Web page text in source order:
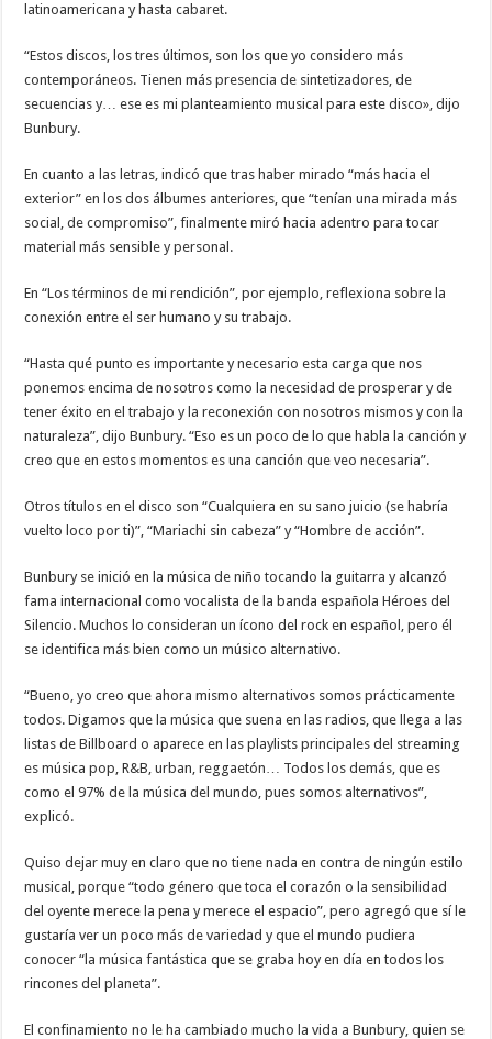
latinoamericana y hasta cabaret.
“Estos discos, los tres últimos, son los que yo considero más
contemporáneos. Tienen más presencia de sintetizadores, de
secuencias y… ese es mi planteamiento musical para este disco», dijo
Bunbury.
En cuanto a las letras, indicó que tras haber mirado “más hacia el
exterior” en los dos álbumes anteriores, que “tenían una mirada más
social, de compromiso”, finalmente miró hacia adentro para tocar
material más sensible y personal.
En “Los términos de mi rendición”, por ejemplo, reflexiona sobre la
conexión entre el ser humano y su trabajo.
“Hasta qué punto es importante y necesario esta carga que nos
ponemos encima de nosotros como la necesidad de prosperar y de
tener éxito en el trabajo y la reconexión con nosotros mismos y con la
naturaleza”, dijo Bunbury. “Eso es un poco de lo que habla la canción y
creo que en estos momentos es una canción que veo necesaria”.
Otros títulos en el disco son “Cualquiera en su sano juicio (se habría
vuelto loco por ti)”, “Mariachi sin cabeza” y “Hombre de acción”.
Bunbury se inició en la música de niño tocando la guitarra y alcanzó
fama internacional como vocalista de la banda española Héroes del
Silencio. Muchos lo consideran un ícono del rock en español, pero él
se identifica más bien como un músico alternativo.
“Bueno, yo creo que ahora mismo alternativos somos prácticamente
todos. Digamos que la música que suena en las radios, que llega a las
listas de Billboard o aparece en las playlists principales del streaming
es música pop, R&B, urban, reggaetón… Todos los demás, que es
como el 97% de la música del mundo, pues somos alternativos”,
explicó.
Quiso dejar muy en claro que no tiene nada en contra de ningún estilo
musical, porque “todo género que toca el corazón o la sensibilidad
del oyente merece la pena y merece el espacio”, pero agregó que sí le
gustaría ver un poco más de variedad y que el mundo pudiera
conocer “la música fantástica que se graba hoy en día en todos los
rincones del planeta”.
El confinamiento no le ha cambiado mucho la vida a Bunbury, quien se